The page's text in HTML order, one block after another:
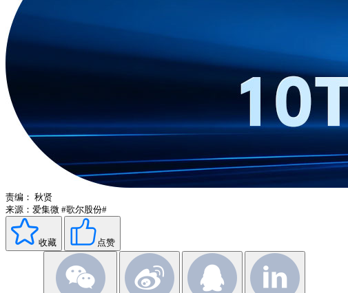
责编： 秋贤
来源：爱集微 #歌尔股份#
收藏 点赞